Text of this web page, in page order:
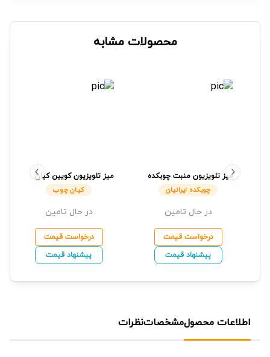
محصولات مشابه
میز تلویزیون منبت چوبکده
ایرانیان چوبکده ایرانیان
در حال تامین
درخواست قیمت
پیشنهاد قیمت
میز تلویزیون کویین کیان
کیان چوب
در حال تامین
درخواست قیمت
پیشنهاد قیمت
اطلاعات محصولمشخصاتنظرات